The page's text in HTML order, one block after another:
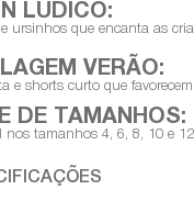
LÚDICO:
ursinhos que encanta as
VERÃO:
e shorts curto que
DE TAMANHOS:
nos tamanhos 4, 6, 8, 10 e 12.